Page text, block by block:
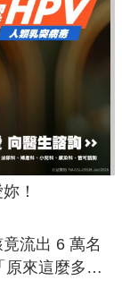
！
竟流出 6 萬名
原來這麼多人